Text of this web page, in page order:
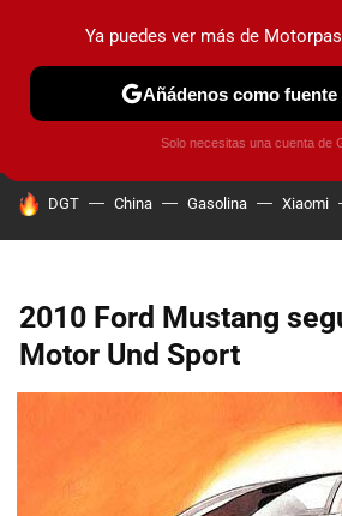
PRUEBAS COCHES ELÉCTRICOS
HOY SE HABLA DE
DGT China Gasolina Xiaomi
2010 Ford Mustang
Motor Und Sport
Ya puedes ver más de
Añádenos como
Solo necesitas una cuenta de